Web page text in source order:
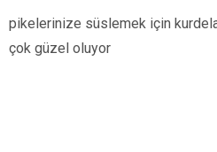
pikelerinize süslemek için kurdela
çok güzel oluyor